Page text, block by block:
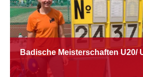
Badische Meisterschaften U20/